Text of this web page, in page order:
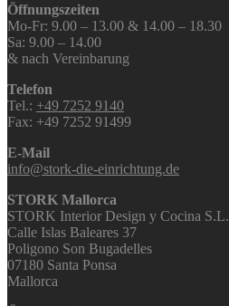
Öffnungszeiten
Mo-Fr: 9.00 – 13.00 & 14.00 – 18.30
Sa: 9.00 – 14.00
& nach Vereinbarung
Telefon
Tel.: +49 7252 9140
Fax: +49 7252 91499
E-Mail
info@stork-die-einrichtung.de
STORK Mallorca
STORK Interior Design y Cocina S.L.
Calle Islas Baleares 37
Poligono Son Bugadelles
07180 Santa Ponsa
Mallorca